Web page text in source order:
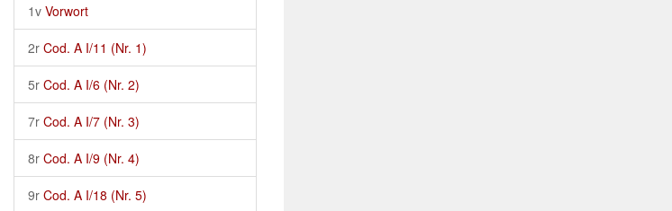
1v Vorwort
2r Cod. A I/11 (Nr. 1)
5r Cod. A I/6 (Nr. 2)
7r Cod. A I/7 (Nr. 3)
8r Cod. A I/9 (Nr. 4)
9r Cod. A I/18 (Nr. 5)